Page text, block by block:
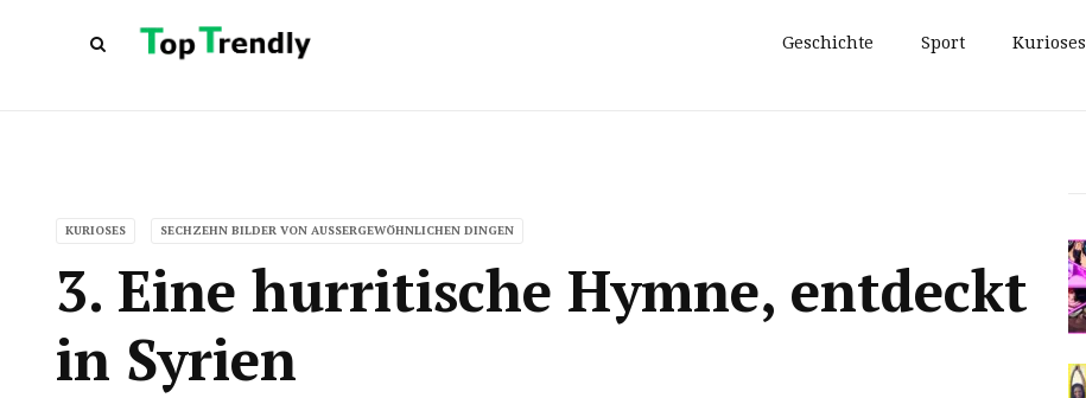
Geschichte Sport Kurioses
KURIOSES SECHZEHN BILDER VON AUSSERGEWÖHNLICHEN DINGEN
3. Eine hurritische Hymne, entdeckt
in Syrien